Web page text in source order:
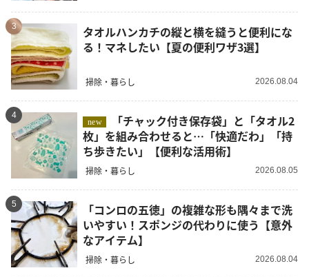
3
タオルハンカチの縦と横を縫うと便利にな
る！マネしたい【夏の便利ワザ3選】
掃除・暮らし 2026.08.04
4
new
枚」を組み合わせると…「快適だわ」「持
ち歩きたい」【便利な活用術】
掃除・暮らし 2026.08.05
5
「コンロの五徳」の複雑な形も隅々まで洗
いやすい！スポンジの代わりに使う【意外
なアイテム】
掃除・暮らし 2026.08.04